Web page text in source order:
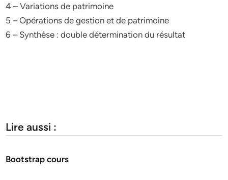
4 – Variations de patrimoine
5 – Opérations de gestion et de patrimoine
6 – Synthèse : double détermination du résultat
Lire aussi :
Bootstrap cours